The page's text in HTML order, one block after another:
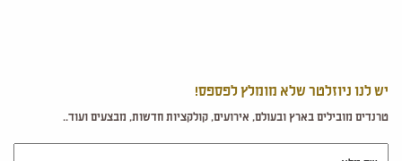
יש לנו ניוזלטר שלא מומלץ לפספס!
טרנדים מובילים בארץ ובעולם, אירועים, קולקציות חדשות, מבצעים ועוד..